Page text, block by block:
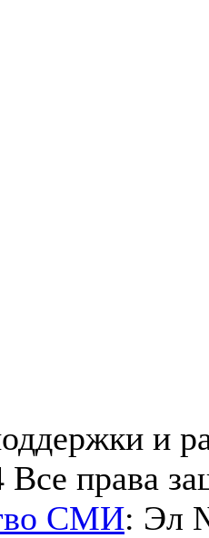
и
Все права
СМИ: Эл